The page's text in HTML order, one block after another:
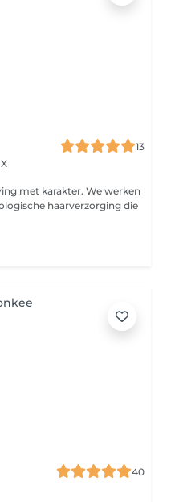
13
We werken
haarverzorging die
40